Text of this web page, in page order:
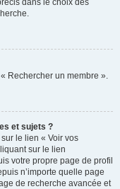
dans le choix des
Rechercher un membre ».
et sujets ?
le lien « Voir vos
sur le lien
votre propre page de profil
n’importe quelle page
de recherche avancée et